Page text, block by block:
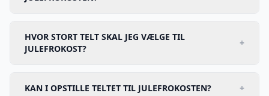
HVOR STORT TELT SKAL JEG VÆLGE TIL
JULEFROKOST?
+
KAN I OPSTILLE TELTET TIL JULEFROKOSTEN? +